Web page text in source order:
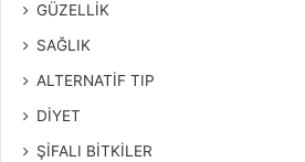
GÜZELLİK
SAĞLIK
ALTERNATİF TIP
DİYET
ŞİFALI BİTKİLER